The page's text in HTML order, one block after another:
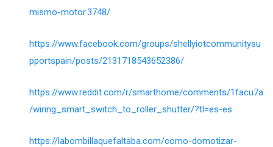
mismo-motor.3748/
https://www.facebook.com/groups/shellyiotcommunitysu
pportspain/posts/2131718543652386/
https://www.reddit.com/r/smarthome/comments/1facu7a
/wiring_smart_switch_to_roller_shutter/?tl=es-es
https://labombillaquefaltaba.com/como-domotizar-